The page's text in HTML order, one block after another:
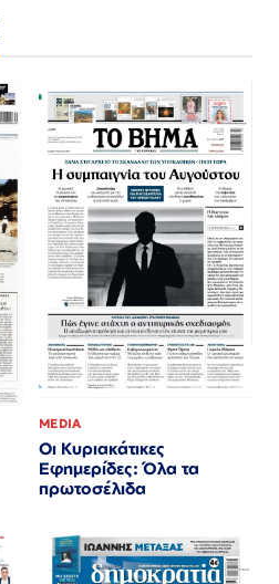
MEDIA
Οι Κυριακάτικες
Εφημερίδες: Όλα τα
πρωτοσέλιδα